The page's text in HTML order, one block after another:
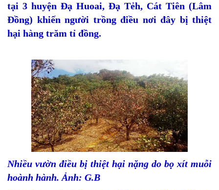
tại 3 huyện Đạ Huoai, Đạ Tẻh, Cát Tiên (Lâm
Đồng) khiến người trồng điều nơi đây bị thiệt
hại hàng trăm tỉ đồng.
Nhiều vườn điều bị thiệt hại nặng do bọ xít muỗi
hoành hành. Ảnh: G.B